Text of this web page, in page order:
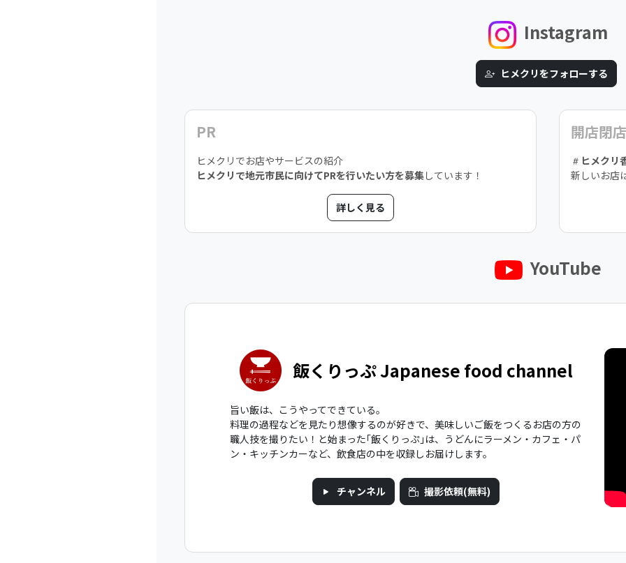
Instagram
ヒメクリをフォローする
PR
ヒメクリでお店やサービスの紹介
ヒメクリで地元市民に向けてPRを行いたい方を募集しています！
詳しく見る
開店閉店
ヒメクリ
新しいお店
YouTube
飯くりっぷ Japanese food channel
旨い飯は、こうやってできている。
料理の過程などを見たり想像するのが好きで、美味しいご飯をつくるお店の方の
職人技を撮りたい！と始まった｢飯くりっぷ｣は、うどんにラーメン・カフェ・パ
ン・キッチンカーなど、飲食店の中を収録しお届けします。
チャンネル 撮影依頼(無料)